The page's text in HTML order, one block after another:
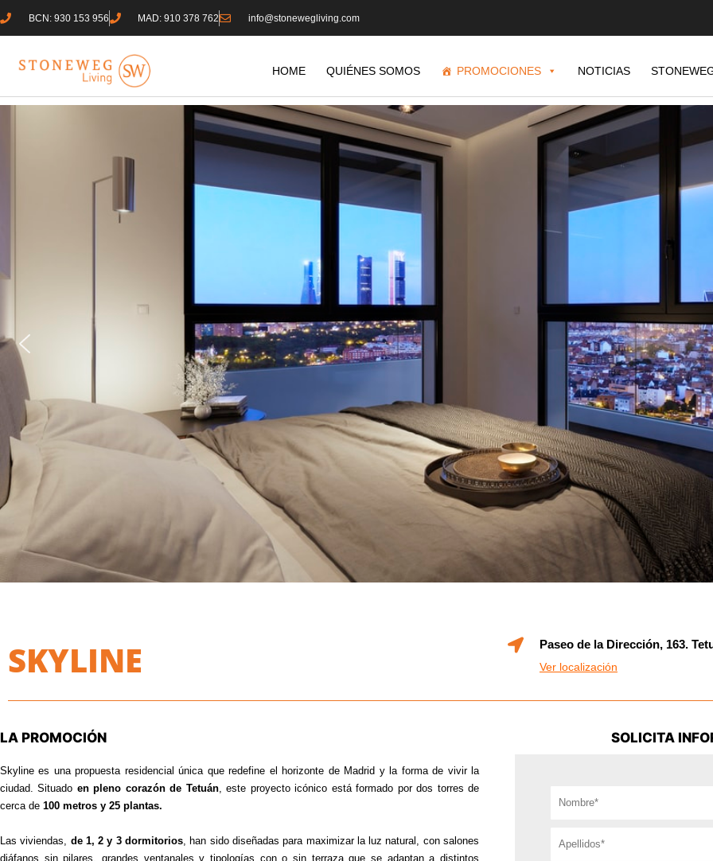
BCN: 930 153 956 MAD: 910 378 762 info@stonewegliving.com
HOME QUIÉNES SOMOS PROMOCIONES NOTICIAS
SKYLINE Paseo de la Dirección, 163.
Ver localización
LA PROMOCIÓN
Skyline es una propuesta residencial única que redefine el horizonte de Madrid y la forma de vivir la
ciudad. Situado en pleno corazón de Tetuán, este proyecto icónico está formado por dos torres de
cerca de 100 metros y 25 plantas.
Las viviendas, de 1, 2 y 3 dormitorios , han sido diseñadas para maximizar la luz natural, con salones
diáfanos sin pilares, grandes ventanales y tipologías con o sin terraza que se adaptan a distintos
SOLICITA